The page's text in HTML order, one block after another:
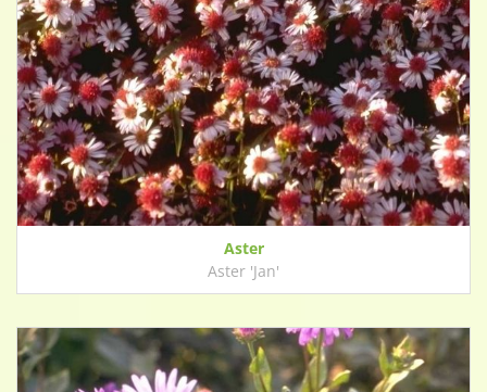
Aster
Aster 'Jan'